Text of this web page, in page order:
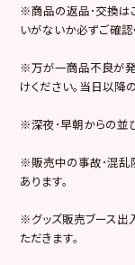
※商品の返品･交換は
いがないか必ずご確認
※万が一商品不良が発
けください。当日以降
※深夜･早朝からの並
※販売中の事故･混乱
あります。
※グッズ販売ブース出
ただきます。